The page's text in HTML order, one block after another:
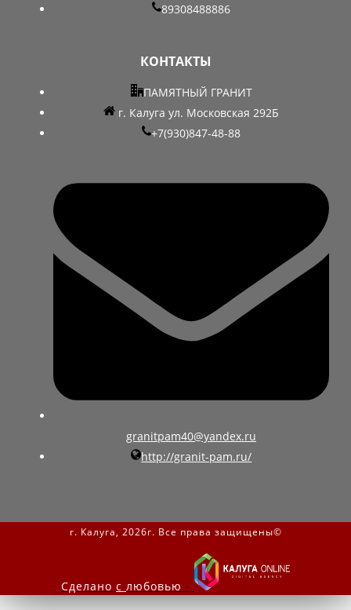
89308488886
КОНТАКТЫ
ПАМЯТНЫЙ ГРАНИТ
г. Калуга ул. Московская 292Б
+7(930)847-48-88
granitpam40@yandex.ru
http://granit-pam.ru/
г. Калуга, 2026г. Все права защищены©
Сделано с любовью -